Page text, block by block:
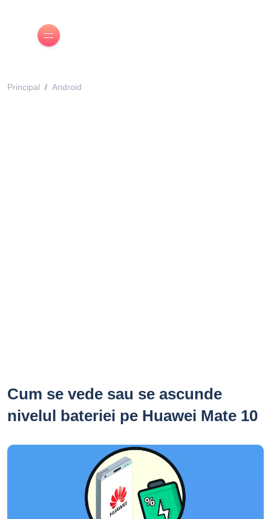
Principal Android
Cum se vede sau se ascunde
nivelul bateriei pe Huawei Mate 10